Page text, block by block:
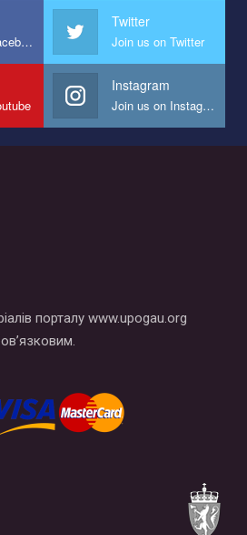
развития организации.
нас и помочь нам реализовать
и дискриминацией на почве
- это зайти на наш канал YouTube
Join us on Facebook
Twitter
Join us on Twitter
Instagram
Join us on Instagram
порталу www.upogau.org